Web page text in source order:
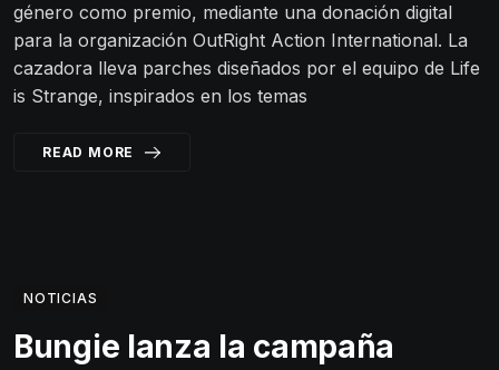
género como premio, mediante una donación digital
para la organización OutRight Action International. La
cazadora lleva parches diseñados por el equipo de Life
is Strange, inspirados en los temas
READ MORE
NOTICIAS
Bungie lanza la campaña